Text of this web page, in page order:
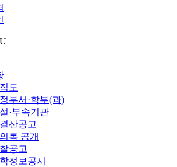
도
부서·학부(과)
·부속기관
산공고
록 공개
공고
정보공시